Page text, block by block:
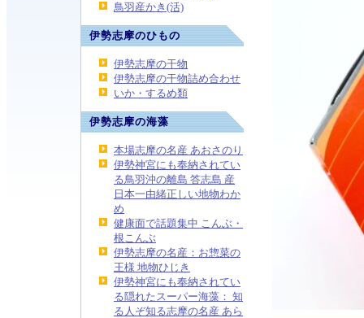
鳥羽産かき(活)
伊勢志摩のひもの
伊勢志摩の干物
伊勢志摩の干物詰め合わせ
いか・するめ類
伊勢志摩の海藻
本場志摩の名産 あおさのり
伊勢神宮にも奉納されてい
る鳥羽沖の離島 答志島 産
日本一由緒正しい地物わか
め
健康面で話題集中 こんぶ・
根こんぶ
伊勢志摩の名産：お惣菜の
王様 地物ひじき
伊勢神宮にも奉納されてい
る隠れたスーパー海藻： 知
る人ぞ知る志摩の名産 あら